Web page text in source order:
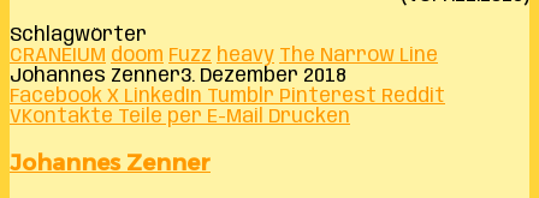
Schlagwörter
CRANEIUM doom Fuzz heavy The Narrow Line
Johannes Zenner3. Dezember 2018
Facebook X LinkedIn Tumblr Pinterest Reddit
VKontakte Teile per E-Mail Drucken
Johannes Zenner